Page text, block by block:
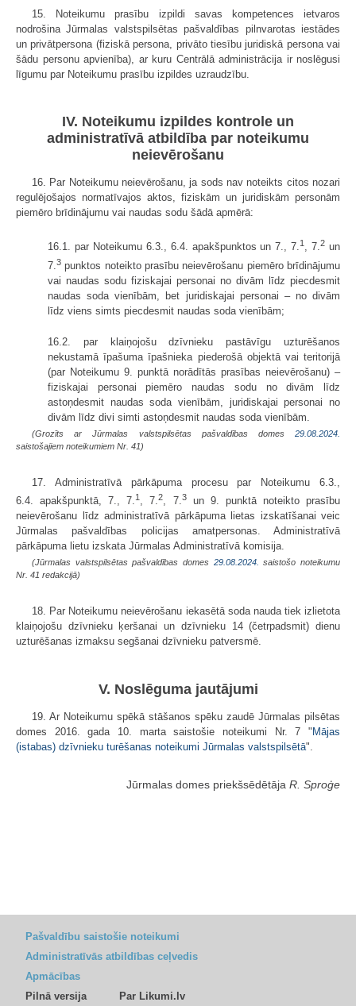
15. Noteikumu prasību izpildi savas kompetences ietvaros
nodrošina Jūrmalas valstspilsētas pašvaldības pilnvarotas iestādes
un privātpersona (fiziskā persona, privāto tiesību juridiskā persona vai
šādu personu apvienība), ar kuru Centrālā administrācija ir noslēgusi
līgumu par Noteikumu prasību izpildes uzraudzību.
IV. Noteikumu izpildes kontrole un
administratīvā atbildība par noteikumu
neievērošanu
16. Par Noteikumu neievērošanu, ja sods nav noteikts citos nozari
regulējošajos normatīvajos aktos, fiziskām un juridiskām personām
piemēro brīdinājumu vai naudas sodu šādā apmērā:
16.1. par Noteikumu 6.3., 6.4. apakšpunktos un 7., 7.1 , 7.2 un
7. 3 punktos noteikto prasību neievērošanu piemēro brīdinājumu
vai naudas sodu fiziskajai personai no divām līdz piecdesmit
naudas soda vienībām, bet juridiskajai personai – no divām
līdz viens simts piecdesmit naudas soda vienībām;
16.2. par klaiņojošu dzīvnieku pastāvīgu uzturēšanos
nekustamā īpašuma īpašnieka piederošā objektā vai teritorijā
(par Noteikumu 9. punktā norādītās prasības neievērošanu) –
fiziskajai personai piemēro naudas sodu no divām līdz
astoņdesmit naudas soda vienībām, juridiskajai personai no
divām līdz divi simti astoņdesmit naudas soda vienībām.
(Grozīts ar Jūrmalas valstspilsētas pašvaldības domes 29.08.2024.
saistošajiem noteikumiem Nr. 41)
17. Administratīvā pārkāpuma procesu par Noteikumu 6.3.,
6.4. apakšpunktā, 7., 7.1 , 7.2, 7.3un 9. punktā noteikto prasību
neievērošanu līdz administratīvā pārkāpuma lietas izskatīšanai veic
Jūrmalas pašvaldības policijas amatpersonas. Administratīvā
pārkāpuma lietu izskata Jūrmalas Administratīvā komisija.
(Jūrmalas valstspilsētas pašvaldības domes 29.08.2024.
saistošo noteikumu
Nr. 41 redakcijā)
18. Par Noteikumu neievērošanu iekasētā soda nauda tiek izlietota
klaiņojošu dzīvnieku ķeršanai un dzīvnieku 14 (četrpadsmit) dienu
uzturēšanas izmaksu segšanai dzīvnieku patversmē.
V. Noslēguma jautājumi
19. Ar Noteikumu spēkā stāšanos spēku zaudē Jūrmalas pilsētas
domes 2016. gada 10. marta saistošie noteikumi Nr. 7 " Mājas
(istabas) dzīvnieku turēšanas noteikumi Jūrmalas valstspilsētā".
Jūrmalas domes priekšsēdētāja R. Sproģe
Pašvaldību saistošie noteikumi
Administratīvās atbildības ceļvedis
Apmācības
Pilnā versija
Par Likumi.lv